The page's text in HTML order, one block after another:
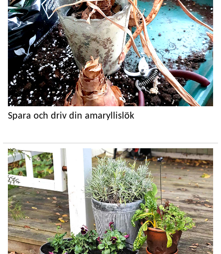
Spara och driv din amaryllislök